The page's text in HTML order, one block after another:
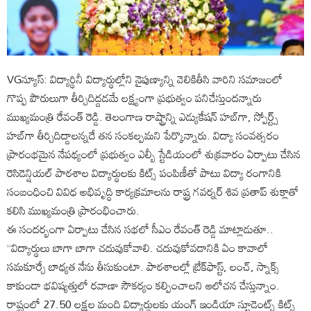
VGన్యూస్: విద్యార్థినీ విద్యార్థుల్లోని నైపుణ్యాన్ని వెలికితీసి వారిని సమాజంలో
గొప్ప పౌరులుగా తీర్చిదిద్దడమే లక్ష్యంగా ప్రభుత్వం పనిచేస్తుందన్నారు
ముఖ్యమంత్రి రేవంత్ రెడ్డి. తెలంగాణ రాష్ట్రాన్ని ఎడ్యుకేషన్ హబ్‌గా, స్పోర్ట్స్‌
హబ్‌గా తీర్చిదిద్దాలన్నదే తన సంకల్పమని పేర్కొన్నారు. విద్యా సంవత్సరం
ప్రారంభమైన నేపథ్యంలో ప్రభుత్వం ఎల్బీ స్టేడియంలో శుక్రవారం ఏర్పాటు చేసిన
రెసిడెన్షియల్ పాఠశాల విద్యార్థులకు కిట్స్ పంపిణీతో పాటు విద్యా రంగానికి
సంబంధించి వివిధ అభివృద్ధి కార్యక్రమాలను రాష్ట్ర గవర్నర్ శివ ప్రతాప్ శుక్లాతో
కలిసి ముఖ్యమంత్రి ప్రారంభించారు.
ఈ సందర్భంగా ఏర్పాటు చేసిన సభలో సీఎం రేవంత్ రెడ్డి మాట్లాడుతూ..
“విద్యార్థులు బాగా బాగా చదువుకోవాలి. చదువుకోవడానికి ఏం కావాలో
సమకూర్చే బాధ్యత నేను తీసుకుంటా. పాఠశాలల్లో బ్రేక్‌ఫాస్ట్, లంచ్, స్నాక్స్
కాకుండా భవిష్యత్తులో రవాణా సౌకర్యం కల్పించాలని ఆలోచన చేస్తున్నాం.
రాష్ట్రంలో 27.50 లక్షల మంది విద్యార్థులకు యంగ్ ఇండియా స్టూడెంట్స్ కిట్స్